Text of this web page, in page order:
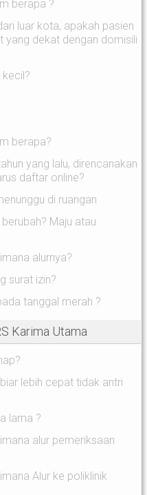
berapa ?
luar kota, apakah pasien
yang dekat dengan domisili
berapa?
yang lalu, direncanakan
daftar online?
di ruangan
Maju atau
alurnya?
surat izin?
tanggal merah ?
Karima Utama
lebih cepat tidak antri
lama ?
alur pemeriksaan
Alur ke poliklinik